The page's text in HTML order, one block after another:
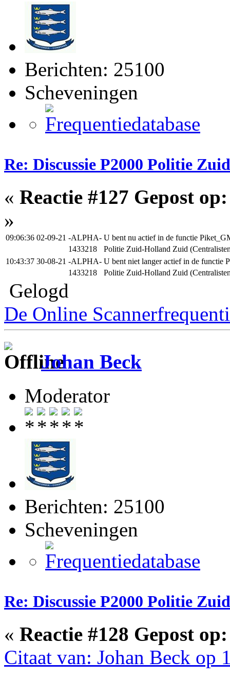
Berichten: 25100
Scheveningen
Re: Discussie P2000 Politie
« Reactie #127 Gepost op:
»
09:06:36 02-09-21 -ALPHA- U bent nu actief in de functie
1433218
Politie Zuid-Holland Zuid
10:43:37 30-08-21 -ALPHA- U bent niet langer actief in de functie
1433218
Politie Zuid-Holland Zuid
Gelogd
De Online
Johan Beck
Moderator
Berichten: 25100
Scheveningen
Re: Discussie P2000 Politie
« Reactie #128 Gepost op:
Citaat van: Johan Beck op